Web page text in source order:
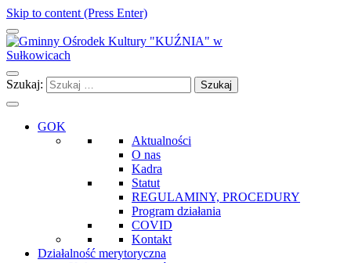
Skip to content (Press Enter)
Gminny Ośrodek Kultury "KUŹNIA" w Sułkowicach
Szukaj:
GOK
Aktualności
O nas
Kadra
Statut
REGULAMINY, PROCEDURY
Program działania
COVID
Kontakt
Działalność merytoryczna